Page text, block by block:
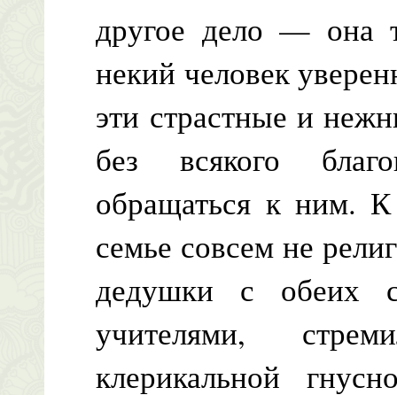
другое дело — она
некий человек
эти страстные и
без всякого
обращаться к ним.
семье совсем не
дедушки с обеих
учителями,
клерикальной